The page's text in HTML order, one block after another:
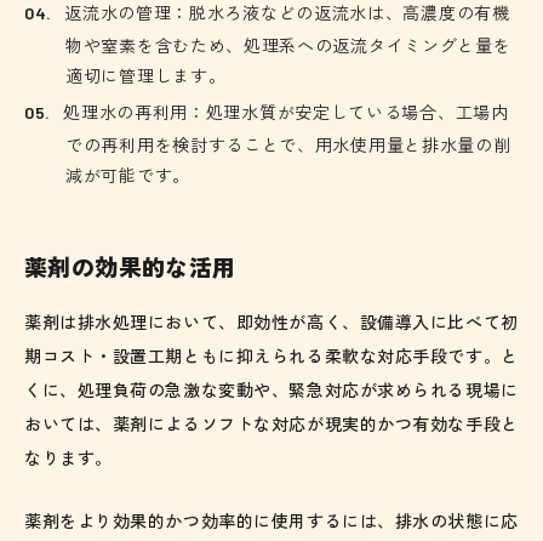
返流水の管理：脱水ろ液などの返流水は、高濃度の有機
物や窒素を含むため、処理系への返流タイミングと量を
適切に管理します。
処理水の再利用：処理水質が安定している場合、工場内
での再利用を検討することで、用水使用量と排水量の削
減が可能です。
薬剤の効果的な活用
薬剤は排水処理において、即効性が高く、設備導入に比べて初
期コスト・設置工期ともに抑えられる柔軟な対応手段です。と
くに、処理負荷の急激な変動や、緊急対応が求められる現場に
おいては、薬剤によるソフトな対応が現実的かつ有効な手段と
なります。
薬剤をより効果的かつ効率的に使用するには、排水の状態に応